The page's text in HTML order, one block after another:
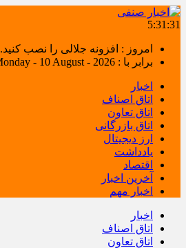
5:31:32
امروز : افزونه جلالی را نصب کنید.
برابر با : Monday - 10 August - 2026
اخبار
اتاق اصناف
اتاق تعاون
اتاق بازرگانی
ارز دیجیتال
یادداشت
اقتصاد
آخرین اخبار
اخبار مهم
اخبار
اتاق اصناف
اتاق تعاون